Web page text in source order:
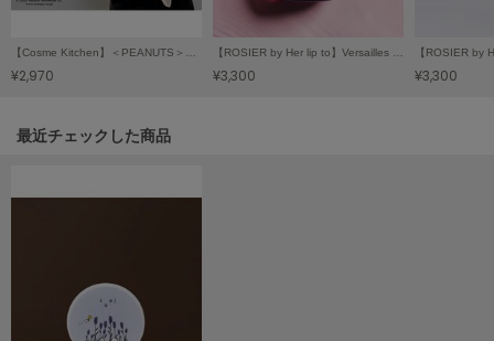
le coq sportif
LeSportsac
レスポートサック
LILY BROWN
LILY BROWN Lingerie
【Cosme Kitchen】＜PEANUTS＞エンブロイダリートートバッグ アイボリー
¥2,970
【ROSIER by Her lip to】Versailles Fem Rose Wash
¥3,300 ¥3,300
関連記事
最近チェックした商品